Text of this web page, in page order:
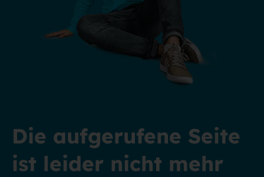
Die aufgerufene Seite
ist leider nicht mehr